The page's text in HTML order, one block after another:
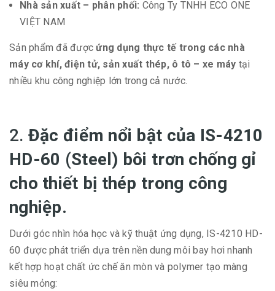
Nhà sản xuất – phân phối: Công Ty TNHH ECO ONE
VIỆT NAM
Sản phẩm đã đượcứng dụng thực tế trong các nhà
máy cơ khí, điện tử, sản xuất thép, ô tô – xe máy tại
nhiều khu công nghiệp lớn trong cả nước.
2. Đặc điểm nổi bật của IS-4210
HD-60 (Steel) bôi trơn chống gỉ
cho thiết bị thép trong công
nghiệp.
Dưới góc nhìn hóa học và kỹ thuật ứng dụng, IS-4210 HD-
60 được phát triển dựa trên nền dung môi bay hơi nhanh
kết hợp hoạt chất ức chế ăn mòn và polymer tạo màng
siêu mỏng: